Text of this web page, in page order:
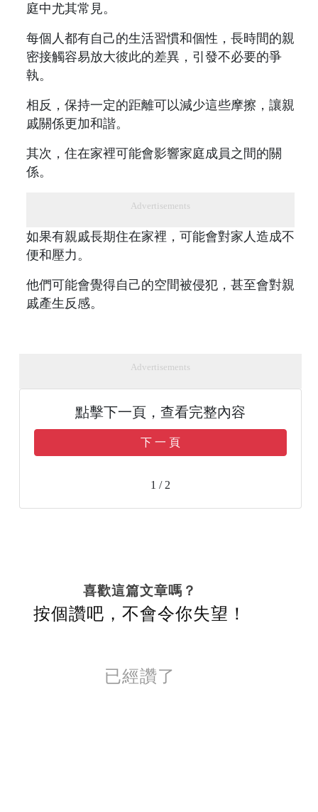
庭中尤其常見。
每個人都有自己的生活習慣和個性，長時間的親
密接觸容易放大彼此的差異，引發不必要的爭
執。
相反，保持一定的距離可以減少這些摩擦，讓親
戚關係更加和諧。
其次，住在家裡可能會影響家庭成員之間的關
係。
Advertisements
如果有親戚長期住在家裡，可能會對家人造成不
便和壓力。
他們可能會覺得自己的空間被侵犯，甚至會對親
戚產生反感。
Advertisements
點擊下一頁，查看完整內容
下 一 頁
1 / 2
喜歡這篇文章嗎？
按個讚吧，不會令你失望！
已經讚了